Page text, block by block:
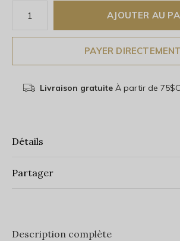
AJOUTER AU
PAYER DIRECTEMENT
Livraison gratuiteÀ partir de
Détails
Partager
Description complète